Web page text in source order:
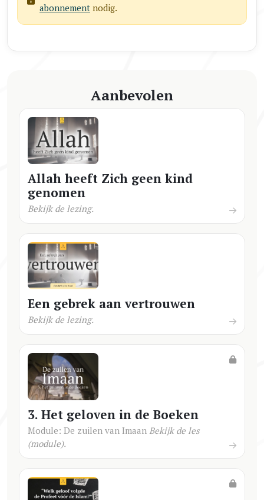
abonnement nodig.
Aanbevolen
Allah heeft Zich geen kind
genomen
Bekijk de lezing.
Een gebrek aan vertrouwen
Bekijk de lezing.
3. Het geloven in de Boeken
Module: De zuilen van Imaan Bekijk de les
(module).